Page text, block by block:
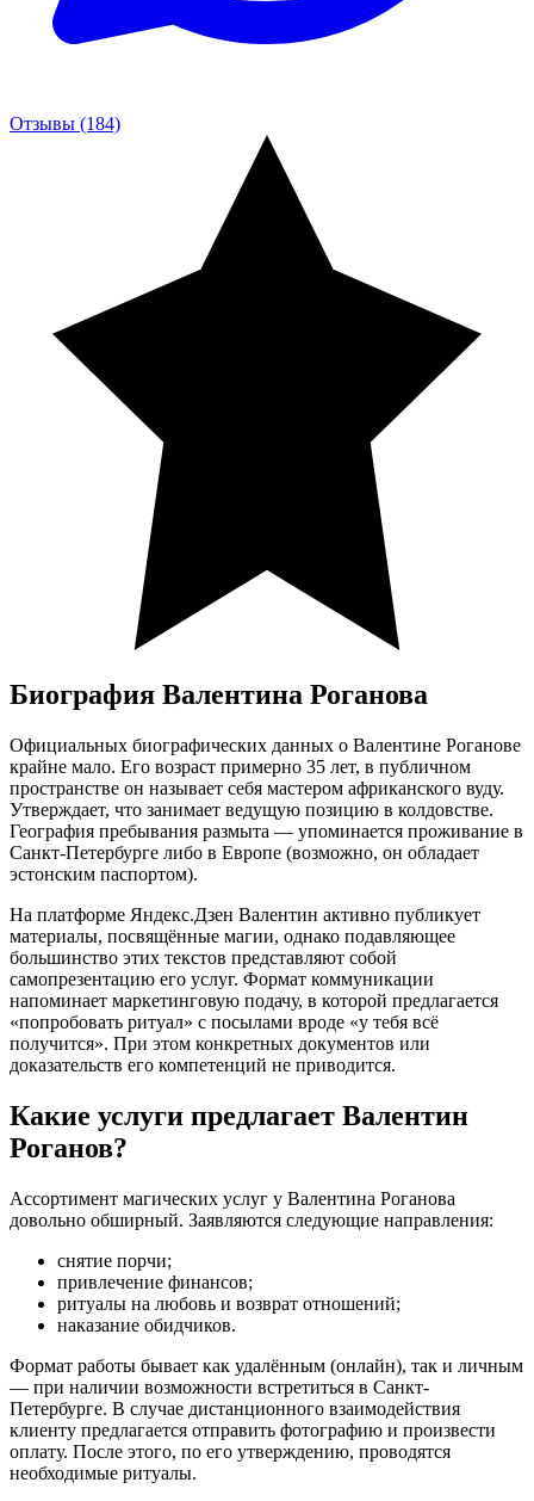
Отзывы (184)
Биография Валентина Роганова
Официальных биографических данных о Валентине Роганове
крайне мало. Его возраст примерно 35 лет, в публичном
пространстве он называет себя мастером африканского вуду.
Утверждает, что занимает ведущую позицию в колдовстве.
География пребывания размыта — упоминается проживание в
Санкт-Петербурге либо в Европе (возможно, он обладает
эстонским паспортом).
На платформе Яндекс.Дзен Валентин активно публикует
материалы, посвящённые магии, однако подавляющее
большинство этих текстов представляют собой
самопрезентацию его услуг. Формат коммуникации
напоминает маркетинговую подачу, в которой предлагается
«попробовать ритуал» с посылами вроде «у тебя всё
получится». При этом конкретных документов или
доказательств его компетенций не приводится.
Какие услуги предлагает Валентин
Роганов?
Ассортимент магических услуг у Валентина Роганова
довольно обширный. Заявляются следующие направления:
снятие порчи;
привлечение финансов;
ритуалы на любовь и возврат отношений;
наказание обидчиков.
Формат работы бывает как удалённым (онлайн), так и личным
— при наличии возможности встретиться в Санкт-
Петербурге. В случае дистанционного взаимодействия
клиенту предлагается отправить фотографию и произвести
оплату. После этого, по его утверждению, проводятся
необходимые ритуалы.